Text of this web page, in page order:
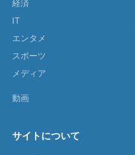
経済
IT
エンタメ
スポーツ
メディア
動画
サイトについて